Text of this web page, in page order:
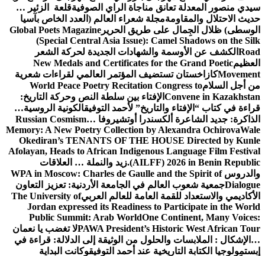
سيدي منصور المعدلة تعانق مناجاة الراي الصوفيةقلعة الزئير …
حديث الاحتلال والمقاومةمجلة شعراء العالم (العدد الخاص بآسيا
الوسطى) ظلال الجِمال على طريق الحرير Global Poets Magazine
(Special Central Asia Issue): Camel Shadows on the Silk
Road الكشف عن الأوسمة والشهادات الجديدة لحركة الشعر
العظيمNew Medals and Certificates for the Grand Poetic
Movementكازاخستان تستضيف المؤتمر العالمي لقراءات شعرية
من أجل السلامWorld Peace Poetry Recitation Congress to
Convene in Kazakhstan الإفتاء بين سلطة النص وحركة التاريخ:
قراءة في كتاب “الإفتاء والتاريخ” لأحمد التوفيقالكونية الروسية…
الذاكرة: جديد الشاعرة ألكسندرا أوتشيروفا Russian Cosmism…
Memory: A New Poetry Collection by Alexandra OchirovaWale
Okediran’s TENANTS OF THE HOUSE Directed by Kunle
Afolayan, Heads to African Indigenous Language Film Festival
(AILFF) 2026 in Benin Republic. زيد والنملة … العلاقات
والدروسWPA in Moscow: Charles de Gaulle and the Spirit of
Dialogueجمعية شعوب العالم في الجامعة الأردنية: تعزيز التعاون
الأكاديمي والاستعداد للقمة العامة للعالم العربيThe University of
Jordan expressed its Readiness to Participate in the World
Public Summit: Arab WorldOne Continent, Many Voices:
PAWA President’s Historic West African Tourلا تغضب يا نعمان
…الإشكال : الملابسات والحلول من الوثيقة إلى الدلالة: قراءة في
إبستمولوجيا الكتابة التاريخية عند أحمد التوفيقوكانت البداية